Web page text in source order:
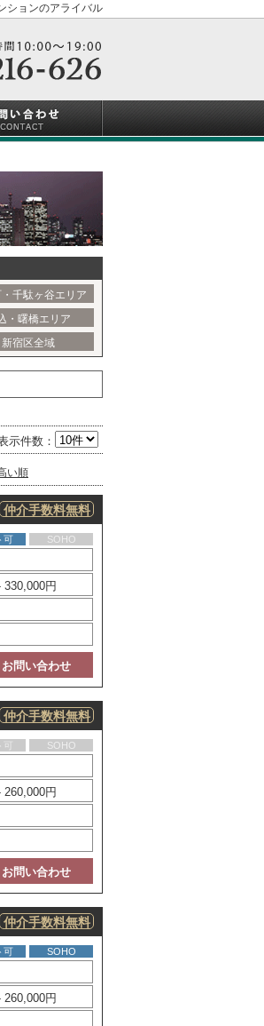
ションのアライバル
千駄ヶ谷エリア
・曙橋エリア
新宿区全域
示件数：
い順
仲介手数料無料
可 SOHO
330,000円
問い合わせ
仲介手数料無料
SOHO
260,000円
問い合わせ
仲介手数料無料
可 SOHO
260,000円